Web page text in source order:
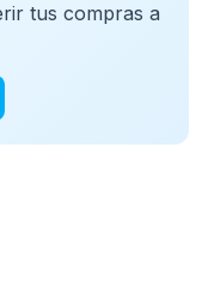
tus compras a